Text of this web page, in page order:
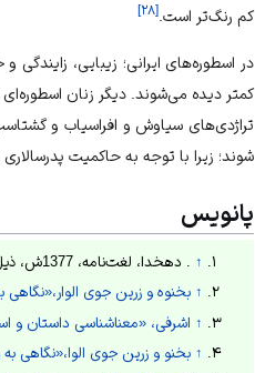
کم رنگ‌تر است. [۲۸]
در اسطوره‌های ایرانی؛ زیبایی،
کمتر دیده می‌شوند. دیگر زنان
تراژدی‌های سیاوش و افراسیاب و
شوند؛ زیرا با توجه به حاکمیت
پانویس
↑
. دهخدا، لغت‌نامه، 1377ش، ذیل واژه اسطوره.
↑ بخنوه و زرین جوی الوار،«نگاهی به
↑ اشرفی، «معناشناسی داستان و
↑ بخنو و زرین جوی الوا،«نگاهی به زنان